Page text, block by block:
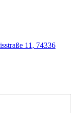
11, 74336